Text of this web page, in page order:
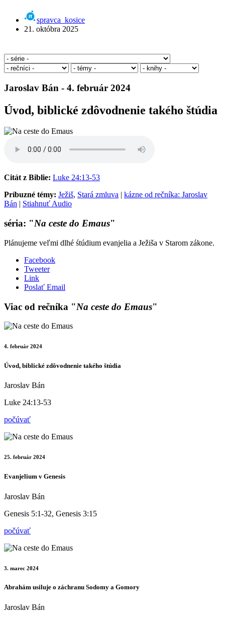
spravca_kosice
21. októbra 2025
Jaroslav Bán - 4. február 2024
Úvod, biblické zdôvodnenie takého štúdia
Citát z Biblie: Luke 24:13-53
Príbuzné témy: Ježiš, Stará zmluva | kázne od rečníka: Jaroslav
Bán | Stiahnuť Audio
séria: "Na ceste do Emaus"
Plánujeme veľmi dlhé śtúdium evanjelia a Ježiša v Starom zákone.
Facebook
Tweeter
Link
Poslať Email
Viac od rečníka "Na ceste do Emaus"
4. február 2024
Úvod, biblické zdôvodnenie takého štúdia
Jaroslav Bán
Luke 24:13-53
počúvať
25. február 2024
Evanjelium v Genesis
Jaroslav Bán
Genesis 5:1-32, Genesis 3:15
počúvať
3. marec 2024
Abrahám usiluje o záchranu Sodomy a Gomory
Jaroslav Bán